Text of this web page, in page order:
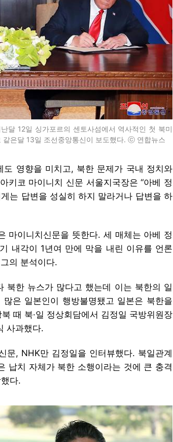
달 12일 싱가포르의 센토사섬에서 역사적인 첫 북미
은달 13일 조선중앙통신이 보도했다. ⓒ 연합뉴스
영향을 미치고, 북한 문제가 국내 정치와
키코 마이니치 신문 서울지국장은 “아베 정
는 답변을 성실히 하지 말라거나 답변을 하
마이니치신문을 뜻한다. 세 매체는 아베 정
내각이 1년여 만에 막을 내린 이유를 언론
의 분석이다.
북한 뉴스가 많다고 했는데 이는 북한의 일
은 일본인이 행방불명됐고 일본은 북한을
때 북·일 정상회담에서 김정일 국방위원장
사과했다.
문, NHK만 김정일을 인터뷰했다. 북일관계
납치 자체가 북한 소행이라는 것에 큰 충격
다.